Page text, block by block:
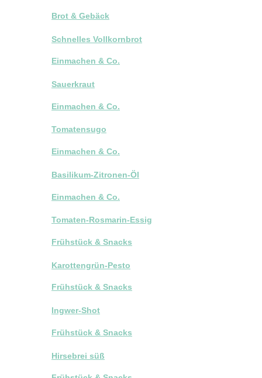
Brot & Gebäck
Schnelles Vollkornbrot
Einmachen & Co.
Sauerkraut
Einmachen & Co.
Tomatensugo
Einmachen & Co.
Basilikum-Zitronen-Öl
Einmachen & Co.
Tomaten-Rosmarin-Essig
Frühstück & Snacks
Karottengrün-Pesto
Frühstück & Snacks
Ingwer-Shot
Frühstück & Snacks
Hirsebrei süß